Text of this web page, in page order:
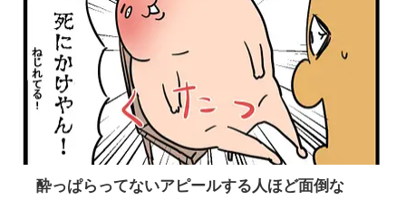
酔っぱらってないアピールする人ほど面倒な